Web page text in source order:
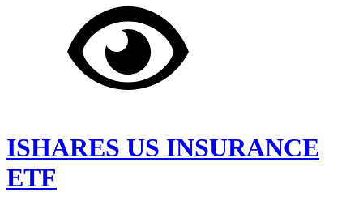
ISHARES US INSURANCE
ETF